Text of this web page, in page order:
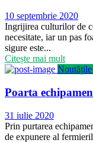
Publicat
pe
10 septembrie 2020
Ingrijirea culturilor de
necesitate, iar un pas
sigure este...
Citește mai mult
Poarta
Publicat
pe
31 iulie 2020
Prin purtarea
de expunere al